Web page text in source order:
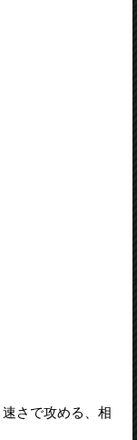
さで攻める、相